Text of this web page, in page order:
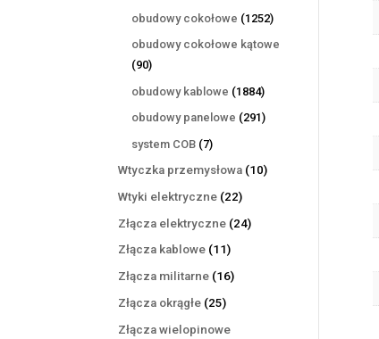
obudowy cokołowe 12521252
obudowy cokołowe kątowe
9090
produktów
obudowy kablowe 18841884
produkty
obudowy panelowe 291291
system COB 77
produktów
Wtyczka przemysłowa 1010
Wtyki elektryczne 2222
produkty
Złącza elektryczne 2424
Złącza kablowe 1111
produktów
Złącza militarne 1616
Złącza okrągłe 2525
Złącza wielopinowe